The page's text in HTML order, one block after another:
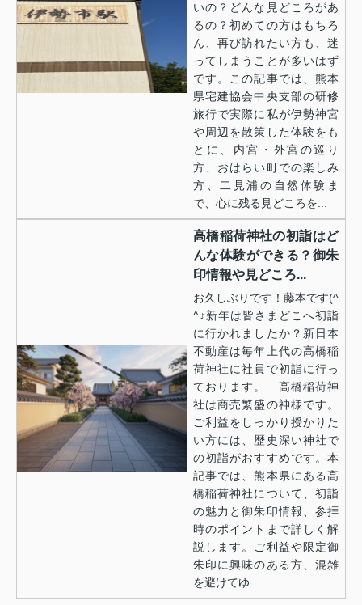
いの？どんな見どころがあ
るの？初めての方はもちろ
ん、再び訪れたい方も、迷
ってしまうことが多いはず
です。この記事では、熊本
県宅建協会中央支部の研修
旅行で実際に私が伊勢神宮
や周辺を散策した体験をも
とに、内宮・外宮の巡り
方、おはらい町での楽しみ
方、二見浦の自然体験ま
で、心に残る見どころを...
高橋稲荷神社の初詣はど
んな体験ができる？御朱
印情報や見どころ...
お久しぶりです！藤本です(^
^♪新年は皆さまどこへ初詣
に行かれましたか？新日本
不動産は毎年上代の高橋稲
荷神社に社員で初詣に行っ
ております。 高橋稲荷神
社は商売繁盛の神様です。
ご利益をしっかり授かりた
い方には、歴史深い神社で
の初詣がおすすめです。本
記事では、熊本県にある高
橋稲荷神社について、初詣
の魅力と御朱印情報、参拝
時のポイントまで詳しく解
説します。ご利益や限定御
朱印に興味のある方、混雑
を避けてゆ...